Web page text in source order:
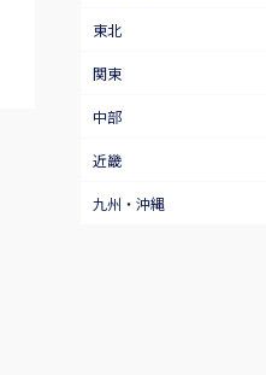
東北
関東
中部
近畿
九州・沖縄